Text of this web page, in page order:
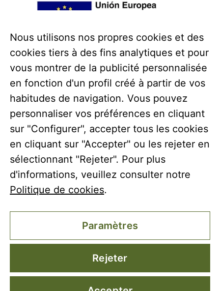
Coto Bajo a reçu une subvention de l’Union européenne
dans le cadre du programme opérationnel FEDER
réponse de l’Union à la pandémie de COVID-19
(REACT-UE), pour compenser le surcoût énergétique du
gaz naturel et/ou de l’électricité pour les PME et les
indépendants particulièrement touchés par
Nous utilisons nos propres cookies et des
cookies tiers à des fins analytiques et pour
vous montrer de la publicité personnalisée
en fonction d'un profil créé à partir de vos
habitudes de navigation. Vous pouvez
personnaliser vos préférences en cliquant
sur "Configurer", accepter tous les cookies
en cliquant sur "Accepter" ou les rejeter en
sélectionnant "Rejeter". Pour plus
d'informations, veuillez consulter notre
Politique de cookies.
Paramètres
Rejeter